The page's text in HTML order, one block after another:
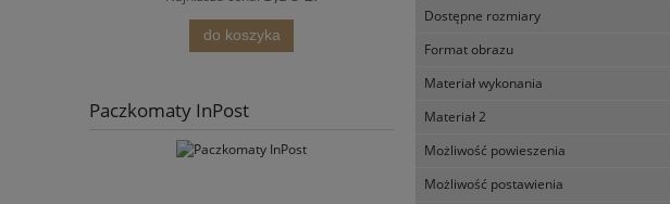
do koszyka
Paczkomaty InPost
Dostępne rozmiary
Format obrazu
Materiał wykonania
Materiał 2
Możliwość powieszenia
Możliwość postawienia